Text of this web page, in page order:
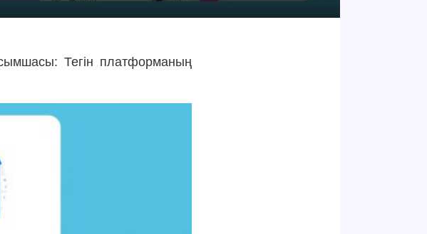
Тегін платформаның